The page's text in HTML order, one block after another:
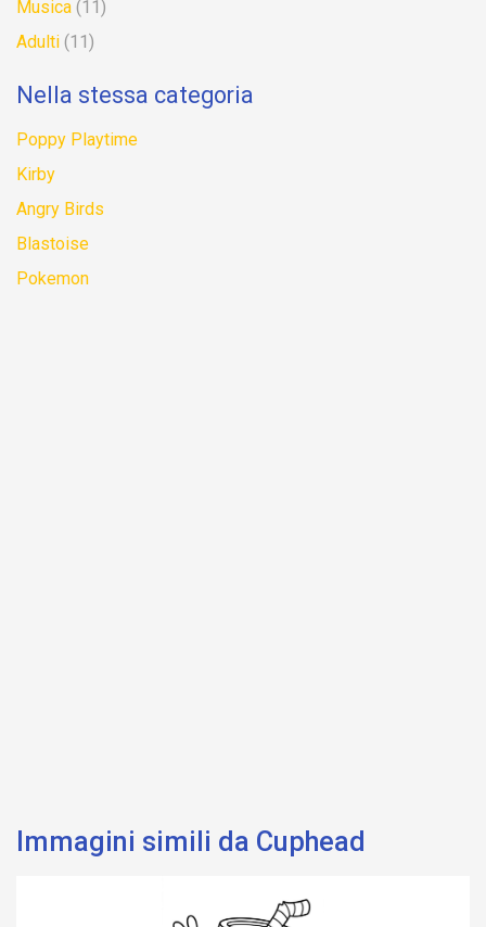
Musica (11)
Adulti (11)
Nella stessa categoria
Poppy Playtime
Kirby
Angry Birds
Blastoise
Pokemon
Immagini simili da Cuphead